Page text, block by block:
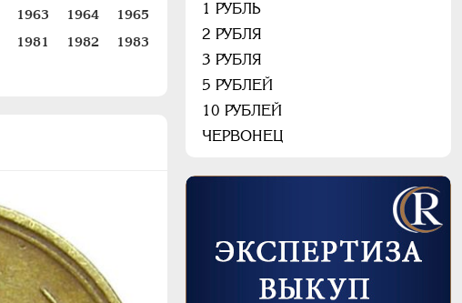
1963 1964
1965
1981 1982
1983
1 РУБЛЬ
2 РУБЛЯ
3 РУБЛЯ
5 РУБЛЕЙ
10 РУБЛЕЙ
ЧЕРВОНЕЦ